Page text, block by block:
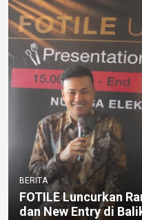
BERITA
FOTILE Luncurkan
dan New Entry di